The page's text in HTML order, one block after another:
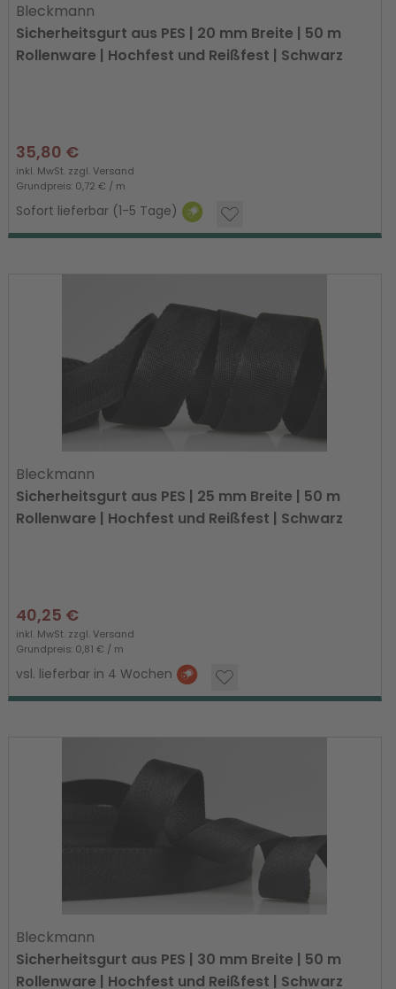
Bleckmann
Sicherheitsgurt aus PES | 20 mm Breite | 50 m
Rollenware | Hochfest und Reißfest | Schwarz
35,80 €
inkl. MwSt. zzgl.Versand
Grundpreis: 0,72 € / m
Sofort lieferbar (1-5 Tage)
Bleckmann
Sicherheitsgurt aus PES | 25 mm Breite | 50 m
Rollenware | Hochfest und Reißfest | Schwarz
40,25 €
inkl. MwSt. zzgl.Versand
Grundpreis: 0,81 € / m
vsl. lieferbar in 4 Wochen
Bleckmann
Sicherheitsgurt aus PES | 30 mm Breite | 50 m
Rollenware | Hochfest und Reißfest | Schwarz